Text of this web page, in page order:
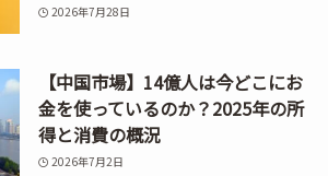
2026年7月28日
【中国市場】14億人は今どこにお
金を使っているのか？2025年の所
得と消費の概況
2026年7月2日